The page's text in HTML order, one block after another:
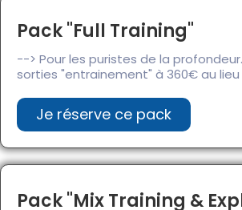
Pack "Full Training"
--> Pour les puristes de la
sorties "entrainement" à 360€ au
Je réserve ce pack
Pack "Mix Training &